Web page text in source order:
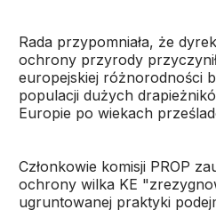
Rada przypomniała, że
ochrony przyrody
europejskiej różnorodności
populacji dużych
Europie po wiekach
Członkowie komisji PROP
ochrony wilka KE
ugruntowanej praktyki